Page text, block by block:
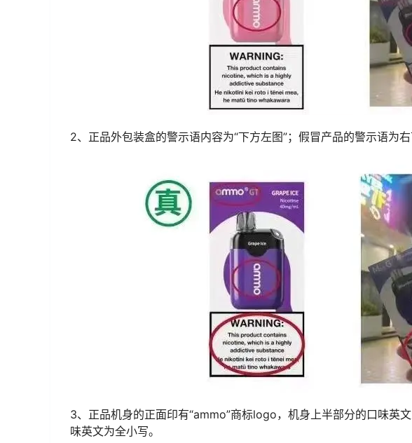
2、正品外包装盒的警示语内容为“下方左图”；假冒产品的警示语为右
3、正品机身的正面印有“ammo”商标logo，机身上半部分的口味英
味英文为全小写。